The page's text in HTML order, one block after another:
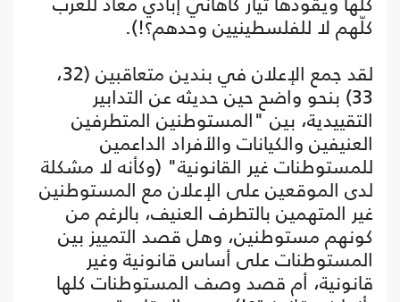
كلّهم لا للفلسطينيين وحدهم؟!).
لقد جمع الإعلان في بندين متعاقبين (32،
33) بنحو واضح حين حديثه عن التدابير
التقييدية، بين "المستوطنين المتطرفين
العنيفين والكيانات والأفراد الداعمين
للمستوطنات غير القانونية" (وكأنه لا مشكلة
لدى الموقعين على الإعلان مع المستوطنين
غير المتهمين بالتطرف العنيف، بالرغم من
كونهم مستوطنين، وهل قصد التمييز بين
المستوطنات على أساس قانونية وغير
قانونية، أم قصد وصف المستوطنات كلها